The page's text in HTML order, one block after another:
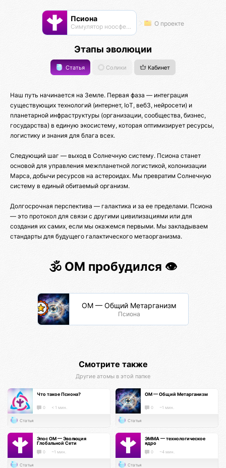
Псиона
Cимулятор ноосферы О проекте
Этапы эволюции
Статья Солики Кабинет
Наш путь начинается на Земле. Первая фаза — интеграция
существующих технологий (интернет, IoT, веб3, нейросети) и
планетарной инфраструктуры (организации, сообщества, бизнес,
государства) в единую экосистему, которая оптимизирует ресурсы,
логистику и знания для блага всех.
Следующий шаг — выход в Солнечную систему. Псиона станет
основой для управления межпланетной логистикой, колонизации
Марса, добычи ресурсов на астероидах. Мы превратим Солнечную
систему в единый обитаемый организм.
Долгосрочная перспектива — галактика и за ее пределами. Псиона
— это протокол для связи с другими цивилизациями или для
создания их самих, если мы окажемся первыми. Мы закладываем
стандарты для будущего галактического метаорганизма.
🕉️ ОМ пробудился 👁️
ОМ — Общий Метарганизм
Псиона
Смотрите также
Другие атомы в этой папке
Что такое Псиона?
0 < 1 мин.
Статья
ОМ — Общий Метарганизм
0 ~1 мин.
Статья
Эпос ОМ — Эволюция
Глобальной Сети
0 ~1 мин.
Статья
ЭММА — технологическое
ядро
0 ~4 мин.
Статья